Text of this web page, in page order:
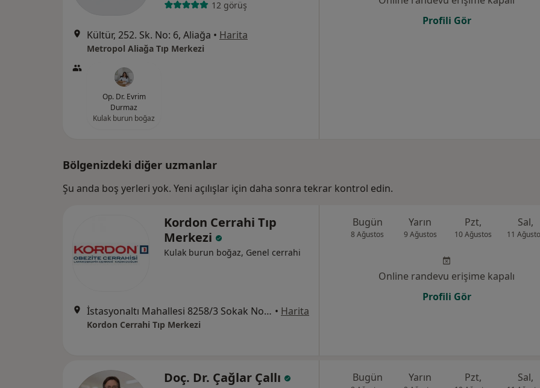
12 görüş
Kültür, 252. Sk. No: 6, Aliağa • Harita
Metropol Aliağa Tıp Merkezi
Op. Dr. Evrim
Durmaz
Kulak burun boğaz
Profili Gör
Bölgenizdeki diğer uzmanlar
Şu anda boş yerleri yok. Yeni açılışlar için daha sonra tekrar kontrol edin.
Kordon Cerrahi Tıp
Merkezi
Kulak burun boğaz, Genel cerrahi
İstasyonaltı Mahallesi 8258/3 Sokak No:4 Mavişehir, Çiğli • Harita
Kordon Cerrahi Tıp Merkezi
Bugün
8 Ağustos
Yarın
9 Ağustos
Pzt,
10 Ağustos
Sal,
11
Online randevu erişime kapalı
Profili Gör
Doç. Dr. Çağlar Çallı Bugün Yarın Pzt, Sal,